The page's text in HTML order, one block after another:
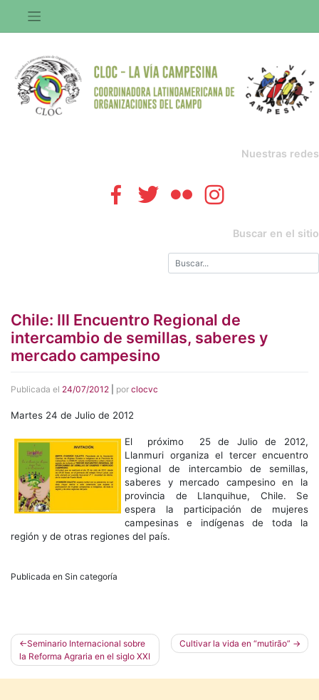
contenido
Nuestras redes
Buscar en el sitio
Chile: III Encuentro Regional de
intercambio de semillas, saberes y
mercado campesino
Publicada el 24/07/2012 por clocvc
Martes 24 de Julio de 2012
El próximo 25 de Julio de 2012,
Llanmuri organiza el tercer encuentro
regional de intercambio de semillas,
saberes y mercado campesino en la
provincia de Llanquihue, Chile. Se
espera la participación de mujeres
campesinas e indígenas de toda la
región y de otras regiones del país.
Publicada en Sin categoría
Navegación
de
Seminario Internacional sobre
la Reforma Agraria en el siglo XXI
Cultivar la vida en “mutirão”